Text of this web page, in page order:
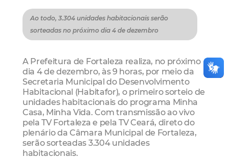
Ao todo, 3.304 unidades habitacionais serão
sorteadas no próximo dia 4 de dezembro
A Prefeitura de Fortaleza realiza, no próximo
dia 4 de dezembro, às 9 horas, por meio da
Secretaria Municipal do Desenvolvimento
Habitacional (Habitafor), o primeiro sorteio de
unidades habitacionais do programa Minha
Casa, Minha Vida. Com transmissão ao vivo
pela TV Fortaleza e pela TV Ceará, direto do
plenário da Câmara Municipal de Fortaleza,
serão sorteadas 3.304 unidades
habitacionais.